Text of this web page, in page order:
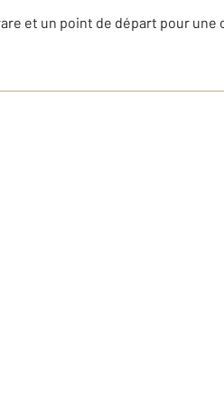
et un point de départ pour